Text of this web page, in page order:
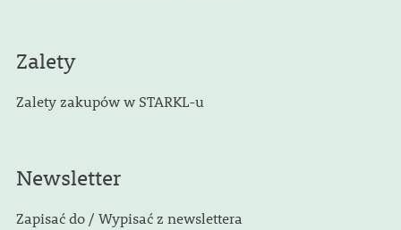
Zalety
Zalety zakupów w STARKL-u
Newsletter
Zapisać do / Wypisać z newslettera